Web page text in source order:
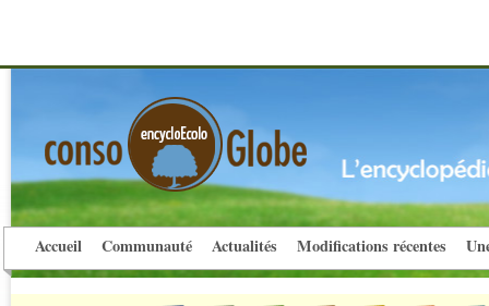
Accueil Communauté Actualités Modifications récentes